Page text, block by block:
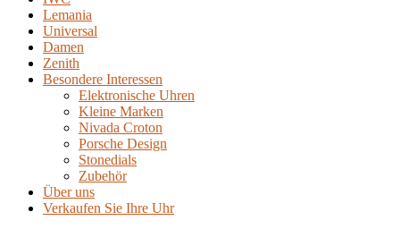
Lemania
Universal
Damen
Zenith
Besondere Interessen
Elektronische Uhren
Kleine Marken
Nivada Croton
Porsche Design
Stonedials
Zubehör
Über uns
Verkaufen Sie Ihre Uhr